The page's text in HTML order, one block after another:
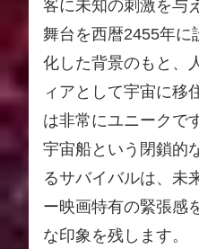
客に未知の刺激を与
舞台を西暦2455年に
化した背景のもと、
ィアとして宇宙に移
は非常にユニークで
宇宙船という閉鎖的
るサバイバルは、未
ー映画特有の緊張感
な印象を残します。